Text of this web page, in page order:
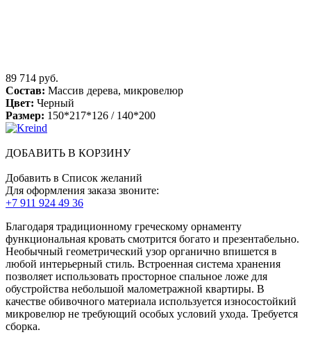
89 714 руб.
Состав: Массив дерева, микровелюр
Цвет: Черный
Размер: 150*217*126 / 140*200
ДОБАВИТЬ В КОРЗИНУ
Добавить в Список желаний
Для оформления заказа звоните:
+7 911 924 49 36
Благодаря традиционному греческому орнаменту
функциональная кровать смотрится богато и презентабельно.
Необычный геометрический узор органично впишется в
любой интерьерный стиль. Встроенная система хранения
позволяет использовать просторное спальное ложе для
обустройства небольшой малометражной квартиры. В
качестве обивочного материала используется износостойкий
микровелюр не требующий особых условий ухода. Требуется
сборка.